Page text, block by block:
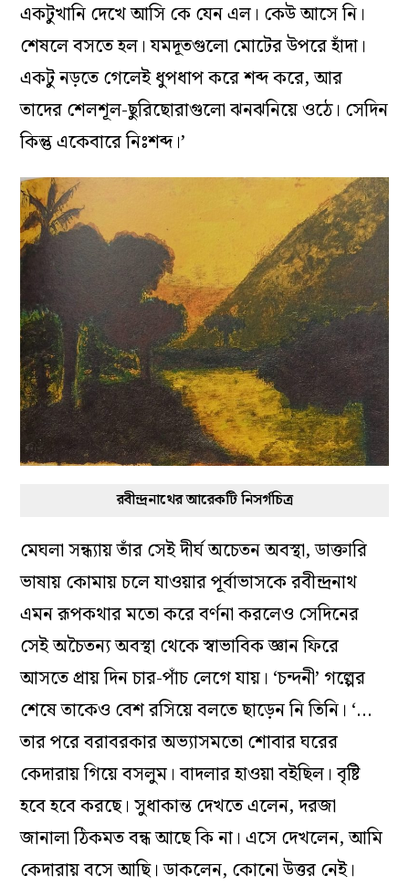
একটুখানি দেখে আসি কে যেন এল। কেউ আসে নি।
শেষলে বসতে হল।যমদূতগুলো মোটের উপরে হাঁদা।
একটু নড়তে গেলেই ধুপধাপ করে শব্দ করে, আর
তাদের শেলশূল-ছুরিছোরাগুলো ঝনঝনিয়ে ওঠে। সেদিন
কিন্তু একেবারে নিঃশব্দ।’
রবীন্দ্রনাথের আরেকটি নিসর্গচিত্র
মেঘলা সন্ধ্যায় তাঁর সেই দীর্ঘ অচেতন অবস্থা, ডাক্তারি
ভাষায় কোমায় চলে যাওয়ার পূর্বাভাসকে রবীন্দ্রনাথ
এমন রূপকথার মতো করে বর্ণনা করলেও সেদিনের
সেই অচৈতন্য অবস্থা থেকে স্বাভাবিক জ্ঞান ফিরে
আসতে প্রায় দিন চার-পাঁচ লেগে যায়। ‘চন্দনী’ গল্পের
শেষে তাকেও বেশ রসিয়ে বলতে ছাড়েন নি তিনি। ‘…
তার পরে বরাবরকার অভ্যাসমতো শোবার ঘরের
কেদারায় গিয়ে বসলুম। বাদলার হাওয়া বইছিল। বৃষ্টি
হবে হবে করছে। সুধাকান্ত দেখতে এলেন, দরজা
জানালা ঠিকমত বন্ধ আছে কি না। এসে দেখলেন, আমি
কেদারায় বসে আছি। ডাকলেন, কোনো উত্তর নেই।